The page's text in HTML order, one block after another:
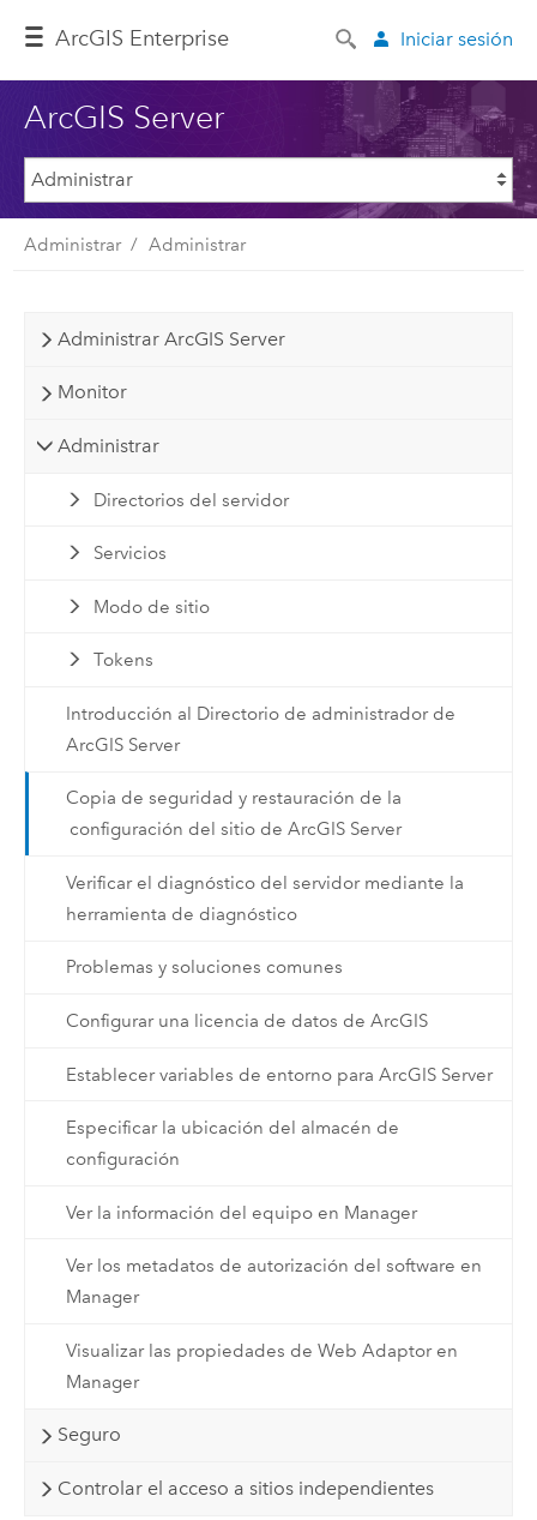
ArcGIS Enterprise Iniciar sesión
ArcGIS Server
Administrar Administrar
Administrar ArcGIS Server
Monitor
Administrar
Directorios del servidor
Servicios
Modo de sitio
Tokens
Introducción al Directorio de administrador de
ArcGIS Server
Copia de seguridad y restauración de la
configuración del sitio de ArcGIS Server
Verificar el diagnóstico del servidor mediante la
herramienta de diagnóstico
Problemas y soluciones comunes
Configurar una licencia de datos de ArcGIS
Establecer variables de entorno para ArcGIS Server
Especificar la ubicación del almacén de
configuración
Ver la información del equipo en Manager
Ver los metadatos de autorización del software en
Manager
Visualizar las propiedades de Web Adaptor en
Manager
Seguro
Controlar el acceso a sitios independientes